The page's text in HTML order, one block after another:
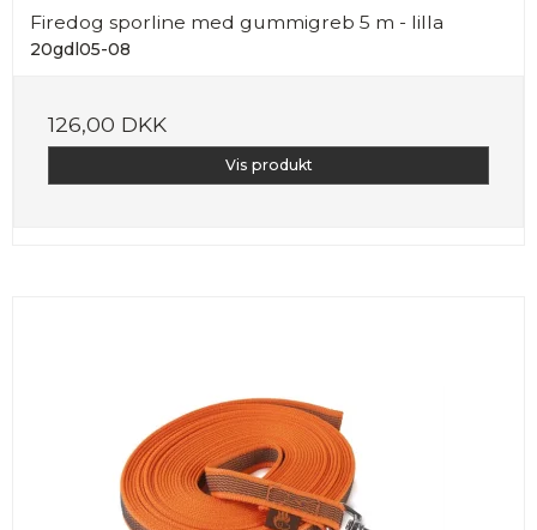
Firedog sporline med gummigreb 5 m - lilla
20gdl05-08
126,00 DKK
Vis produkt